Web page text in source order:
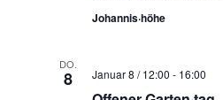
Johannis·höhe
DO.
8 Januar 8 / 12:00 - 16:00